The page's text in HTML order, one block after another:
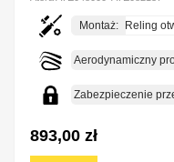
Montaż: Reling
Aerodynamiczny
Zabezpieczenie
893,00 zł